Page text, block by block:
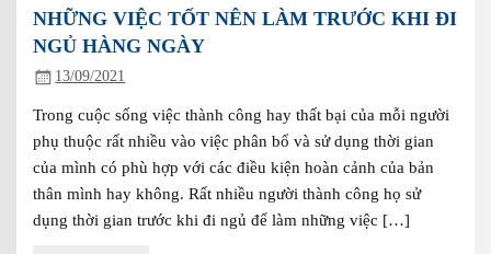
NHỮNG VIỆC TỐT NÊN LÀM TRƯỚC KHI ĐI
NGỦ HÀNG NGÀY
13/09/2021
Trong cuộc sống việc thành công hay thất bại của mỗi người
phụ thuộc rất nhiều vào việc phân bổ và sử dụng thời gian
của mình có phù hợp với các điều kiện hoàn cảnh của bản
thân mình hay không. Rất nhiều người thành công họ sử
dụng thời gian trước khi đi ngủ để làm những việc […]